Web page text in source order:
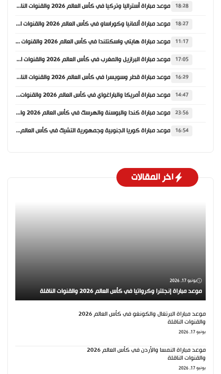
18:28 موعد مباراة أستراليا وتركيا في كأس العالم 2026 والقنوات الناقلة
18:27 موعد مباراة ألمانيا وكوراساو في كأس العالم 2026 والقنوات الناقلة
11:17 موعد مباراة هايتي واسكتلندا في كأس العالم 2026 والقنوات الناقلة
17:05 موعد مباراة البرازيل والمغرب في كأس العالم 2026 والقنوات الناقلة
16:29 موعد مباراة قطر وسويسرا في كأس العالم 2026 والقنوات الناقلة
14:47 موعد مباراة أمريكا والباراغواي في كأس العالم 2026 والقنوات الناقلة
23:56 موعد مباراة كندا والبوسنة والهرسك في كأس العالم 2026 والقنوات الناقلة
16:54 موعد مباراة كوريا الجنوبية وجمهورية التشيك في كأس العالم 2026 والقنوات الناقلة
اخر المقالات
يونيو 17, 2026
موعد مباراة إنجلترا وكرواتيا في كأس العالم 2026 والقنوات الناقلة
موعد مباراة البرتغال والكونغو في كأس العالم 2026
والقنوات الناقلة
يونيو 17, 2026
موعد مباراة النمسا والأردن في كأس العالم 2026
والقنوات الناقلة
يونيو 17, 2026